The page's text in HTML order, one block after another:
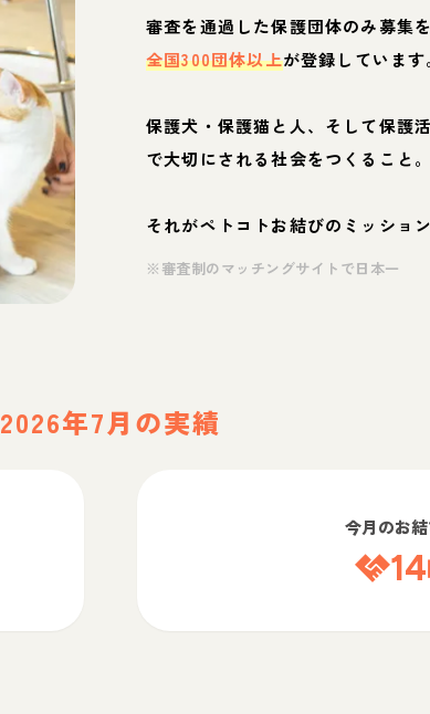
審査を通過した保護団体のみ募集
全国300団体以上が登録しています
保護犬・保護猫と人、そして保護
で大切にされる社会をつくること。
それがペトコトお結びのミッション
※審査制のマッチングサイトで日本一
2026年7月の実績
今月のお
14